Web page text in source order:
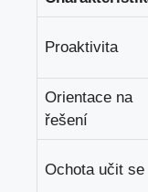
Proaktivita
Orientace na
řešení
Ochota učit se